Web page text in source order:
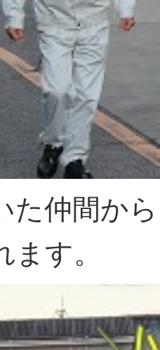
た仲間か
ます。